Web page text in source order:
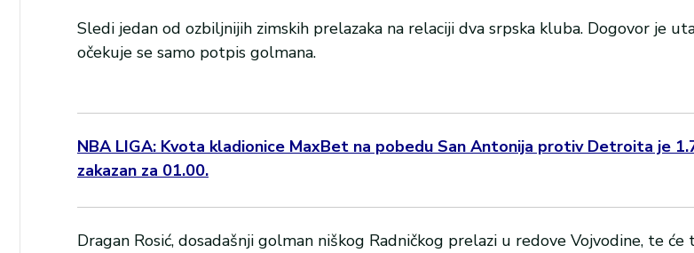
Sledi jedan od ozbiljnijih zimskih prelazaka na relaciji dva srpska kluba. Dogovor je
očekuje se samo potpis golmana.
NBA LIGA: Kvota kladionice MaxBet na pobedu San Antonija protiv Detroita je
zakazan za 01.00.
Dragan Rosić, dosadašnji golman niškog Radničkog prelazi u redove Vojvodine, te